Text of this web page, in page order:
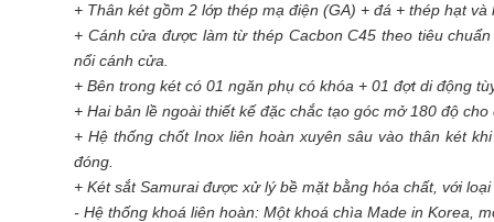
+ Thân két gồm 2 lớp thép mạ điện (GA) + đá + thép hạt
+ Cánh cửa được làm từ thép Cacbon C45 theo tiêu
nổi cánh cửa.
+ Bên trong két có 01 ngăn phụ có khóa + 01 đợt di động
+ Hai bản lề ngoài thiết kế đặc chắc tạo góc mở 180 độ
+ Hệ thống chốt Inox liên hoàn xuyên sâu vào thân két
đóng.
+ Két sắt Samurai được xử lý bề mặt bằng hóa chất, với
- Hệ thống khoá liên hoàn: Một khoá chìa Made in Korea,